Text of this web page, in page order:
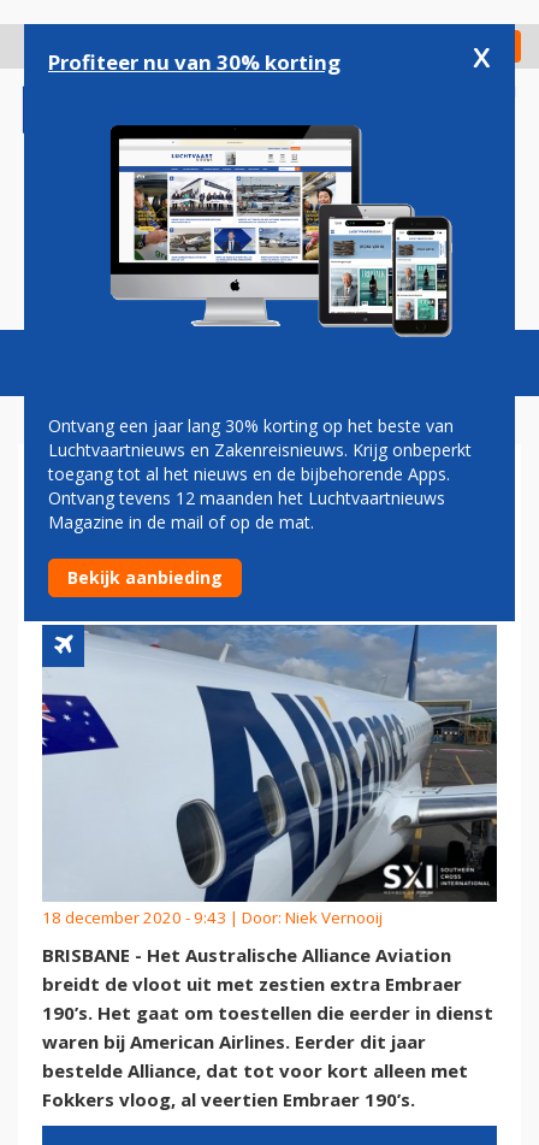
gaan
Check in
Magazine Podcasts Vacatures
AUSTRALISCH ALLIANCE
AIRLINES SCHAFT ZESTIEN
EXTRA EMBRAER 190'S AAN
18 december 2020 - 9:43 | Door: Niek Vernooij
BRISBANE - Het Australische Alliance Aviation
breidt de vloot uit met zestien extra Embraer
190’s. Het gaat om toestellen die eerder in dienst
waren bij American Airlines. Eerder dit jaar
bestelde Alliance, dat tot voor kort alleen met
Fokkers vloog, al veertien Embraer 190’s.
Profiteer nu van 30% korting x
Ontvang een jaar lang 30% korting op het beste van
Luchtvaartnieuws en Zakenreisnieuws. Krijg onbeperkt
toegang tot al het nieuws en de bijbehorende Apps.
Ontvang tevens 12 maanden het Luchtvaartnieuws
Magazine in de mail of op de mat.
Bekijk aanbieding